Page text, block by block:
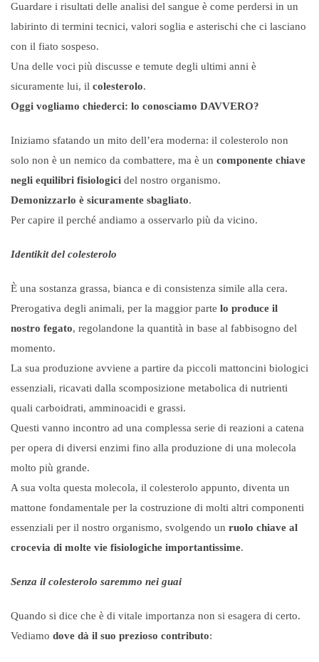
Guardare i risultati delle analisi del sangue è come perdersi in un
labirinto di termini tecnici, valori soglia e asterischi che ci lasciano
con il fiato sospeso.
Una delle voci più discusse e temute degli ultimi anni è
sicuramente lui, il colesterolo.
Oggi vogliamo chiederci: lo conosciamo DAVVERO?
Iniziamo sfatando un mito dell’era moderna: il colesterolo non
solo non è un nemico da combattere, ma è un componente chiave
negli equilibri fisiologici del nostro organismo.
Demonizzarlo è sicuramente sbagliato.
Per capire il perché andiamo a osservarlo più da vicino.
Identikit del colesterolo
È una sostanza grassa, bianca e di consistenza simile alla cera.
Prerogativa degli animali, per la maggior parte lo produce il
nostro fegato, regolandone la quantità in base al fabbisogno del
momento.
La sua produzione avviene a partire da piccoli mattoncini biologici
essenziali, ricavati dalla scomposizione metabolica di nutrienti
quali carboidrati, amminoacidi e grassi.
Questi vanno incontro ad una complessa serie di reazioni a catena
per opera di diversi enzimi fino alla produzione di una molecola
molto più grande.
A sua volta questa molecola, il colesterolo appunto, diventa un
mattone fondamentale per la costruzione di molti altri componenti
essenziali per il nostro organismo, svolgendo un ruolo chiave al
crocevia di molte vie fisiologiche importantissime.
Senza il colesterolo saremmo nei guai
Quando si dice che è di vitale importanza non si esagera di certo.
Vediamo dove dà il suo prezioso contributo: